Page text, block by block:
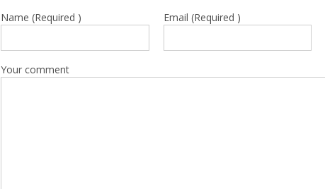
Name (Required ) Email (Required )
Your comment